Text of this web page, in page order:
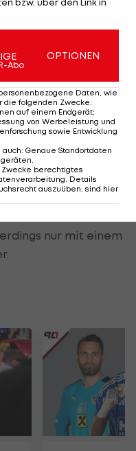
harten
es Tomczyk, der
Mehri von
Spanier gibt es
für Hockenheim-
zu einem erneuten
seinen Boliden
in der
abstellen.
nur mit einem
Abo
OPTIONEN
Daten, wie
die folgenden Zwecke:
auf einem Endgerät;
von Werbeleistung und
sowie Entwicklung
auch: Genaue Standortdaten
.
berechtigtes
Details
auszuüben, sind hier